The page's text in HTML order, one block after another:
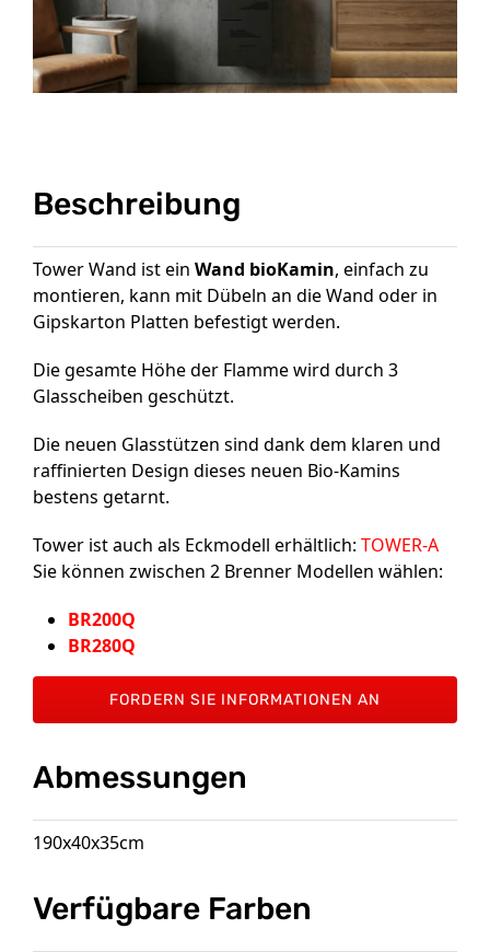
Beschreibung
Tower Wand ist ein Wand bioKamin, einfach zu
montieren, kann mit Dübeln an die Wand oder in
Gipskarton Platten befestigt werden.
Die gesamte Höhe der Flamme wird durch 3
Glasscheiben geschützt.
Die neuen Glasstützen sind dank dem klaren und
raffinierten Design dieses neuen Bio-Kamins
bestens getarnt.
Tower ist auch als Eckmodell erhältlich: TOWER-A
Sie können zwischen 2 Brenner Modellen wählen:
BR200Q
BR280Q
FORDERN SIE INFORMATIONEN AN
Abmessungen
190x40x35cm
Verfügbare Farben